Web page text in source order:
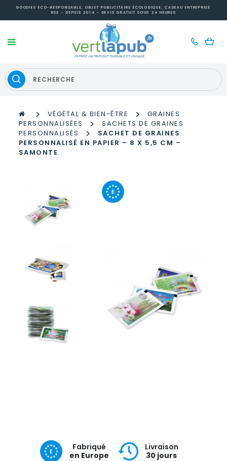
GOODIES ECO-RESPONSABLE, OBJET PUBLICITAIRE ÉCOLOGIQUE, CADEAU ENTREPRISE
RSE - DEPUIS 2014 - DEVIS GRATUIT SOUS 24 HEURES
> VÉGÉTAL & BIEN-ÊTRE >
GRAINES
PERSONNALISÉES
>
SACHETS DE GRAINES
PERSONNALISÉS
>
SACHET DE GRAINES
PERSONNALISÉ EN PAPIER – 8 X 5,5 CM –
SAMONTE
Fabriqué
en Europe
Livraison
30 jours